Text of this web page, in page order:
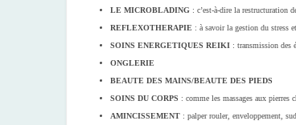
LE MICROBLADING: c’est-à-dire la restructuration
REFLEXOTHERAPIE : à savoir la gestion du stress
SOINS ENERGETIQUES REIKI: transmission des
ONGLERIE
BEAUTE DES MAINS/BEAUTE DES PIEDS
SOINS DU CORPS : comme les massages aux pierres
AMINCISSEMENT: palper rouler, enveloppement,